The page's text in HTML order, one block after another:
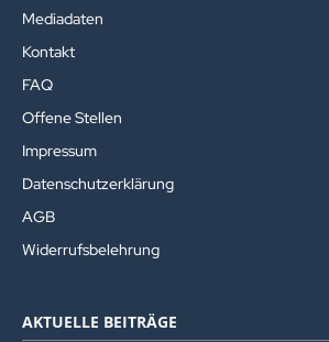
Mediadaten
Kontakt
FAQ
Offene Stellen
Impressum
Datenschutzerklärung
AGB
Widerrufsbelehrung
AKTUELLE BEITRÄGE